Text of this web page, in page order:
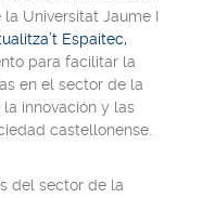
Universitat Jaume I
Espaitec,
para facilitar la
en el sector de la
innovación y las
castellonense.
del sector de la